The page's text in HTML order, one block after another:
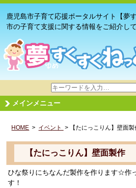
鹿児島市子育て応援ポータルサイト【夢
市の子育て支援に関する情報をご紹介して
サ
イ
ト
検
メインメニュー
HOME > イベント > 【たにっこりん】壁面製
【たにっこりん】壁面製作
ひな祭りにちなんだ製作を作ります☆作
す！